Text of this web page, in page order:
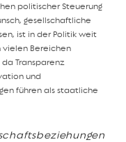
politischer Steuerung
gesellschaftliche
ist in der Politik weit
vielen Bereichen
Transparenz
und
führen als staatliche